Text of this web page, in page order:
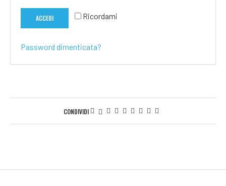
Ricordami
ACCEDI
Password dimenticata?
CONDIVIDI